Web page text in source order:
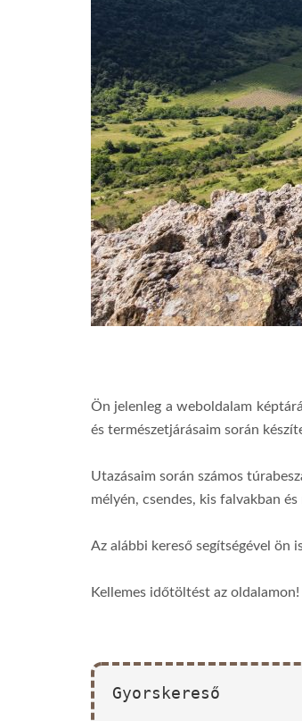
Ön jelenleg a weboldalam
és természetjárásaim során
Utazásaim során számos
mélyén, csendes, kis falvakban
Az alábbi kereső segítségével ön
Kellemes időtöltést az oldalamon!
Gyorskereső